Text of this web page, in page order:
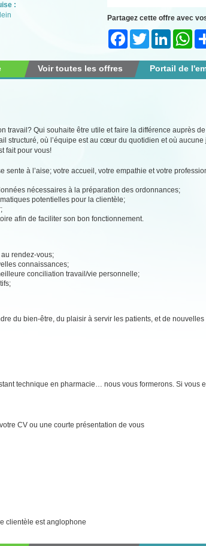
:
Partagez cette offre avec
FacebookTwitter LinkedIn
Portail de
Voir toutes les offres
travail? Qui souhaite être utile et faire la différence auprès de
structuré, où l’équipe est au cœur du quotidien et où aucune
fait pour vous!
sente à l’aise; votre accueil, votre empathie et votre
nécessaires à la préparation des ordonnances;
potentielles pour la clientèle;
afin de faciliter son bon fonctionnement.
rendez-vous;
connaissances;
conciliation travail/vie personnelle;
du bien-être, du plaisir à servir les patients, et de nouvelles
technique en pharmacie… nous vous formerons. Si vous
CV ou une courte présentation de vous
clientèle est anglophone